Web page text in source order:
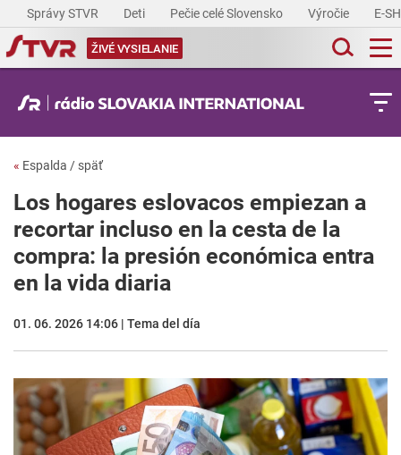
Správy STVR Deti Pečie celé Slovensko Výročie E-
ŽIVÉ VYSIELANIE
« Espalda / späť
Los hogares eslovacos empiezan a
recortar incluso en la cesta de la
compra: la presión económica entra
en la vida diaria
01. 06. 2026 14:06 | Tema del día